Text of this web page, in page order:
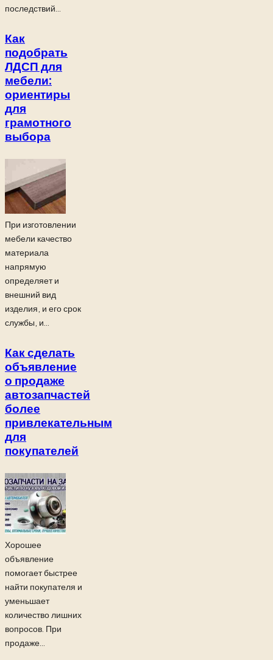
последствий...
Как
подобрать
ЛДСП для
мебели:
ориентиры
для
грамотного
выбора
При изготовлении
мебели качество
материала
напрямую
определяет и
внешний вид
изделия, и его срок
службы, и...
Как сделать
объявление
о продаже
автозапчастей
более
привлекательным
для
покупателей
Хорошее
объявление
помогает быстрее
найти покупателя и
уменьшает
количество лишних
вопросов. При
продаже...